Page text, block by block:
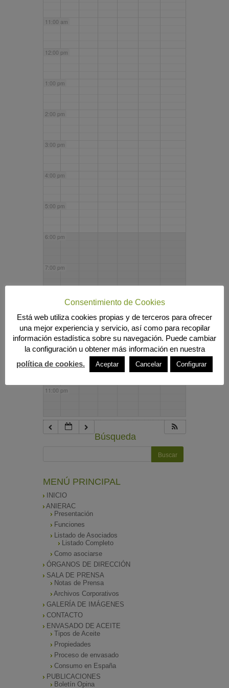
11:00 am
12:00 pm
1:00 pm
2:00 pm
3:00 pm
4:00 pm
5:00 pm
6:00 pm
7:00 pm
9:00 pm
10:00 pm
11:00 pm
Búsqueda
MENÚ PRINCIPAL
INICIO
ANIERAC
Presentación
Funciones
Listado de Asociados
Listado Completo
Como asociarse
ÓRGANOS DE DIRECCIÓN
SALA DE PRENSA
Notas de Prensa
Archivos Corporativos
GALERÍA DE IMÁGENES
CONTACTO
ENVASADO DE ACEITE
Tipos de Aceite
Propiedades
Proceso de envasado
Consumo en España
PUBLICACIONES
Boletín Opina
Consentimiento de Cookies
Está web utiliza cookies propias y de terceros para ofrecer
una mejor experiencia y servicio, así como para recopilar
información estadística sobre su navegación. Puede cambiar
la configuración u obtener más información en nuestra
política de cookies.
Aceptar Cancelar Configurar